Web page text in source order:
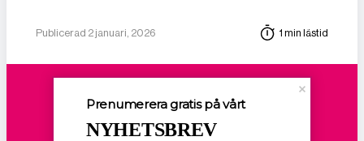
Publicerad 2 januari, 2026 1 min lästid
Prenumerera gratis på vårt
NYHETSBREV